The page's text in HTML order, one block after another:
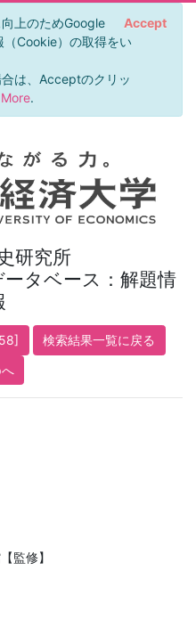
上のためGoogle
Cookie）の取得をい
は、Acceptのクリッ
.
Accept
研究所
ータベース：解題情
検索結果一覧に戻る
修】